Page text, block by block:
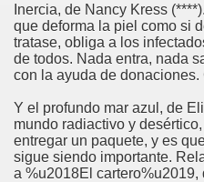
Inercia, de Nancy Kress
que deforma la piel como si
tratase, obliga a los
de todos. Nada entra, nada
con la ayuda de donaciones.
Y el profundo mar azul, de
mundo radiactivo y
entregar un paquete, y es
sigue siendo importante.
a %u2018El cartero%u2019,